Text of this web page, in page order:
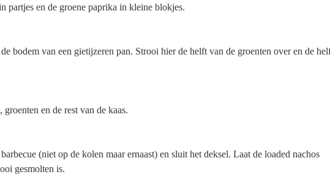
partjes en de groene paprika in kleine blokjes.
bodem van een gietijzeren pan. Strooi hier de helft van de groenten over en de
en de rest van de kaas.
(niet op de kolen maar ernaast) en sluit het deksel. Laat de loaded nachos
gesmolten is.